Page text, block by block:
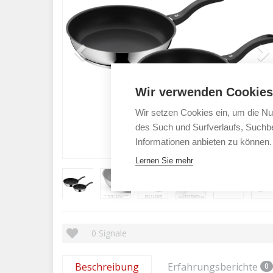
0 Signale
Beschreibung Erfahrungsberichte 0
Wir verwenden Cookies
Wir setzen Cookies ein, um die
des Such und Surfverlaufs,
Informationen anbieten zu können.
Lernen Sie mehr